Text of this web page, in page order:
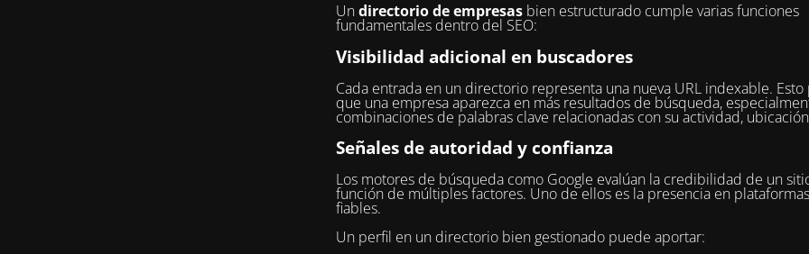
Undirectorio de empresas bien estructurado cumple varias funciones
fundamentales dentro del SEO:
Visibilidad adicional en buscadores
Cada entrada en un directorio representa una nueva URL indexable.
que una empresa aparezca en más resultados de búsqueda,
combinaciones de palabras clave relacionadas con su actividad,
Señales de autoridad y confianza
Los motores de búsqueda como Google evalúan la credibilidad de un
función de múltiples factores. Uno de ellos es la presencia en
fiables.
Un perfil en un directorio bien gestionado puede aportar: